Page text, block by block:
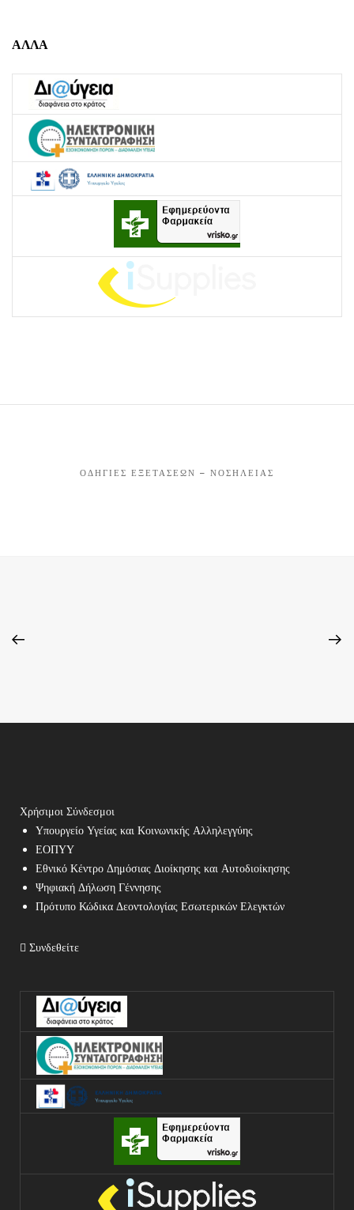
ΑΛΛΑ
ΟΔΗΓΊΕΣ ΕΞΕΤΆΣΕΩΝ – ΝΟΣΗΛΕΊΑΣ
Χρήσιμοι Σύνδεσμοι
Υπουργείο Υγείας και Κοινωνικής Αλληλεγγύης
ΕΟΠΥΥ
Εθνικό Κέντρο Δημόσιας Διοίκησης και Αυτοδιοίκησης
Ψηφιακή Δήλωση Γέννησης
Πρότυπο Κώδικα Δεοντολογίας Εσωτερικών Ελεγκτών
Συνδεθείτε